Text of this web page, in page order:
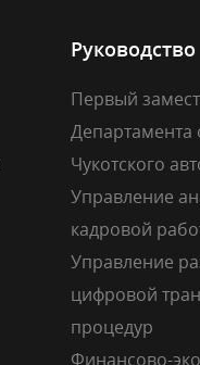
Руководство
Первый
Департамента
Чукотского
Управление
кадровой
Управление
цифровой
процедур
Финансово-